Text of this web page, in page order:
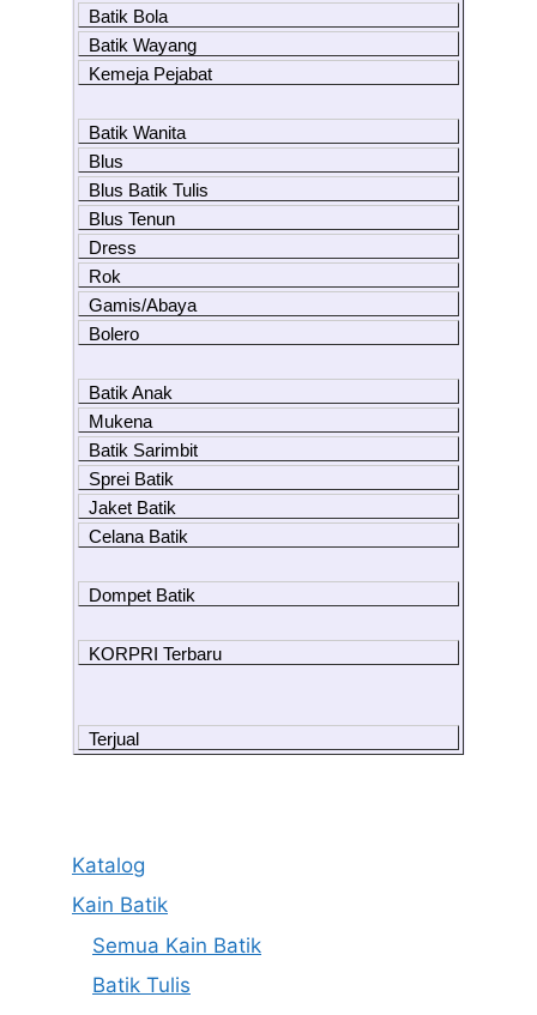
Batik Bola
Batik Wayang
Kemeja Pejabat
Batik Wanita
Blus
Blus Batik Tulis
Blus Tenun
Dress
Rok
Gamis/Abaya
Bolero
Batik Anak
Mukena
Batik Sarimbit
Sprei Batik
Jaket Batik
Celana Batik
Dompet Batik
KORPRI Terbaru
Terjual
Katalog
Kain Batik
Semua Kain Batik
Batik Tulis